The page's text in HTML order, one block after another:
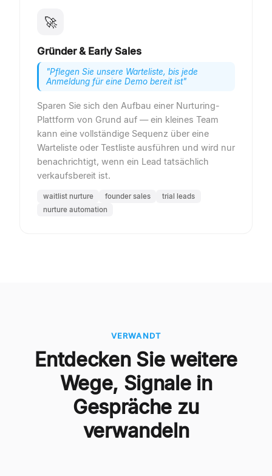
🚀
Gründer & Early Sales
"Pflegen Sie unsere Warteliste, bis jede
Anmeldung für eine Demo bereit ist"
Sparen Sie sich den Aufbau einer Nurturing-
Plattform von Grund auf — ein kleines Team
kann eine vollständige Sequenz über eine
Warteliste oder Testliste ausführen und wird nur
benachrichtigt, wenn ein Lead tatsächlich
verkaufsbereit ist.
waitlist nurture founder sales
trial leads
nurture automation
VERWANDT
Entdecken Sie weitere
Wege, Signale in
Gespräche zu
verwandeln